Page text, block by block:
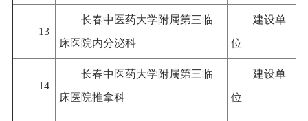
13
长春中医药大学附属第三临
床医院内分泌科
建设单
位
14
长春中医药大学附属第三临
床医院推拿科
建设单
位